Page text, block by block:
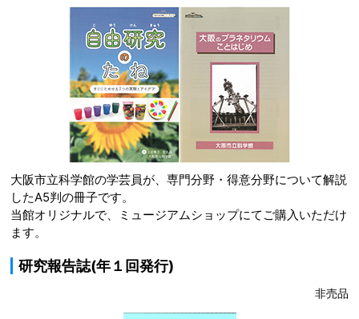
大阪市立科学館の学芸員が、専門分野・得意分野について解説
したA5判の冊子です。
当館オリジナルで、ミュージアムショップにてご購入いただけ
ます。
研究報告誌(年１回発行)
非売品